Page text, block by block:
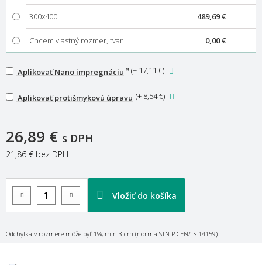
300x400 489,69 €
Chcem vlastný rozmer, tvar 0,00 €
Aplikovať Nano impregnáciu™ (+ 17,11 €)
Aplikovať protišmykovú úpravu (+ 8,54 €)
26,89 € s DPH
21,86 € bez DPH
Vložiť do košíka
Odchýlka v rozmere môže byť 1%, min 3 cm (norma STN P CEN/TS 14159).